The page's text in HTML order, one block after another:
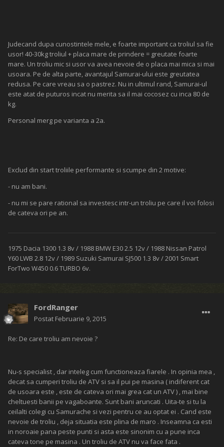
Judecand dupa cunostintele mele, e foarte important ca troliul sa fie
usor! 40-30kg troliul + placa mare de prindere = greutate foarte
mare. Un troliu mic si usor va avea nevoie de o placa mai mica si mai
usoara. Pe de alta parte, avantajul Samurai-ului este greutatea
redusa. Pe care vreau sa o pastrez. Nu in ultimul rand, Samurai-ul
este atat de puturos incat nu merita sa il mai cocosez cu inca 80 de
kg.
Personal merg pe varianta a 2a.
Exclud din start troliile performante si scumpe din 2 motive:
- nu am bani.
- nu mi se pare rational sa investesc intr-un troliu pe care il voi folosi
de cateva ori pe an.
1975 Dacia 1300 1.3 8v / 1988 BMW E30 2.5 12v / 1988 Nissan Patrol
Y60 LWB 2.8 12v / 1989 Suzuki Samurai SJ500 1.3 8v / 2001 Smart
ForTwo W450 0.6 TURBO 6v.
FordRanger
Postat Februarie 9, 2015
Re: De care troliu am nevoie ?
Nu-s specialist , dar inteleg cum functioneaza fiarele . In opinia mea ,
decat sa cumperi troliu de ATV si sa il pui pe masina ( indiferent cat
de usoara este , este de cateva ori mai grea cat un ATV ) , mai bine
cheltuesti banii pe vagaboante. Sunt bani aruncati . Uita-te si tu la
ceilalti colegi cu Samurache si vezi pentru ce au optat ei . Cand este
nevoie de troliu , deja situatia este plina de maro . Inseamna ca esti
in noroaie pana peste punti si asta este sinonim cu a pune inca
cateva tone pe masina . Un troliu de ATV nu va face fata .